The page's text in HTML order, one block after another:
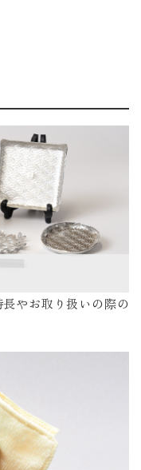
やお取り扱いの際の